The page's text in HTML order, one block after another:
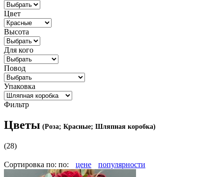
Цвет
Высота
Для кого
Повод
Упаковка
Фильтр
Цветы (Роза; Красные; Шляпная коробка)
(28)
Сортировка по: по: цене популярности